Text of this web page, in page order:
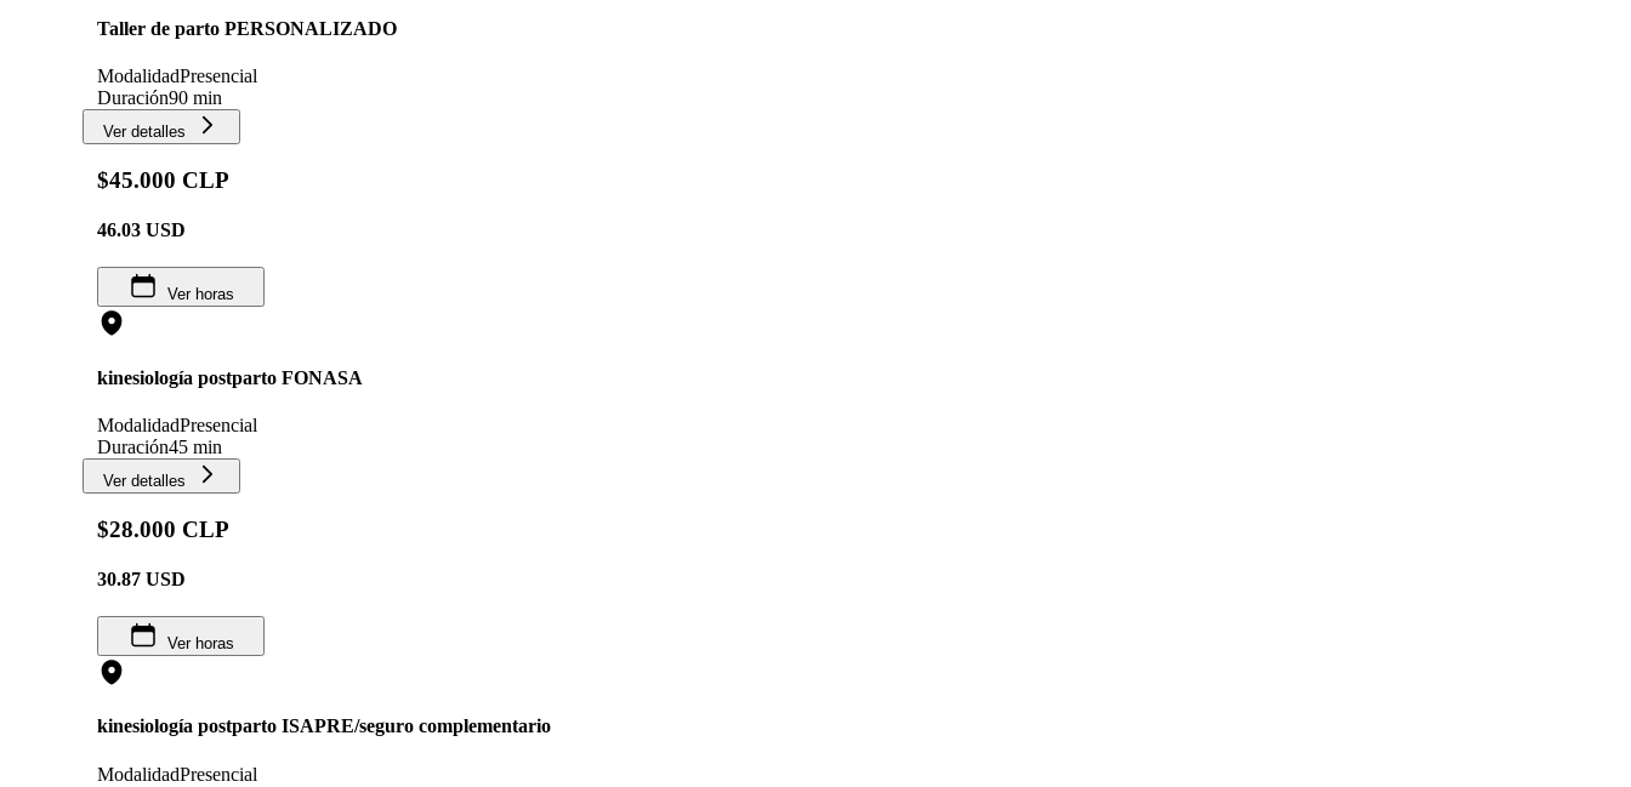
Taller de parto PERSONALIZADO
ModalidadPresencial
Duración90 min
Ver detalles
$45.000 CLP
46.03 USD
Ver horas
kinesiología postparto FONASA
ModalidadPresencial
Duración45 min
Ver detalles
$28.000 CLP
30.87 USD
Ver horas
kinesiología postparto ISAPRE/seguro complementario
ModalidadPresencial